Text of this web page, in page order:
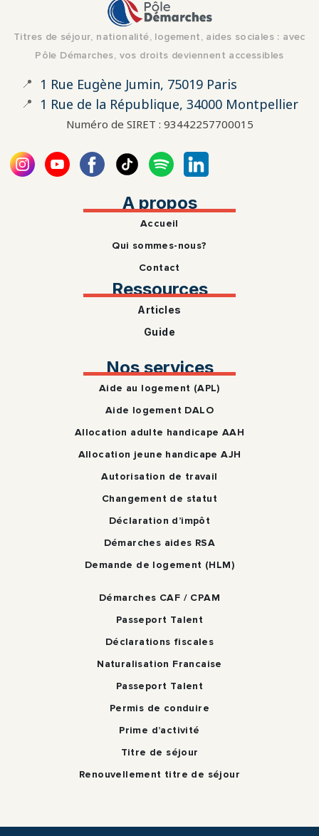
Titres de séjour, nationalité, logement, aides sociales : avec
Pôle Démarches, vos droits deviennent accessibles
📍 1 Rue Eugène Jumin, 75019 Paris
📍 1 Rue de la République, 34000 Montpellier
Numéro de SIRET : 93442257700015
A propos
Accueil
Qui sommes-nous?
Contact
Ressources
Articles
Guide
Nos services
Aide au logement (APL)
Aide logement DALO
Allocation adulte handicape AAH
Allocation jeune handicape AJH
Autorisation de travail
Changement de statut
Déclaration d’impôt
Démarches aides RSA
Demande de logement (HLM)
Démarches CAF / CPAM
Passeport Talent
Déclarations fiscales
Naturalisation Francaise
Passeport Talent
Permis de conduire
Prime d’activité
Titre de séjour
Renouvellement titre de séjour